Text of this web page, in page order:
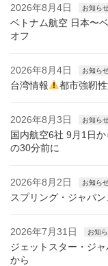
2026年8月4日 お知ら
ベトナム航空 日本〜
オフ
2026年8月4日 お知ら
台湾情報 都市強靭
2026年8月3日 お知ら
国内航空6社 9月1日
の30分前に
2026年8月2日 お知ら
スプリング・ジャパ
2026年7月31日 お知
ジェットスター・ジ
から